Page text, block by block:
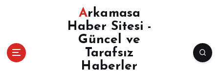
Arkamasa
Haber Sitesi -
Güncel ve
Tarafsız
Haberler